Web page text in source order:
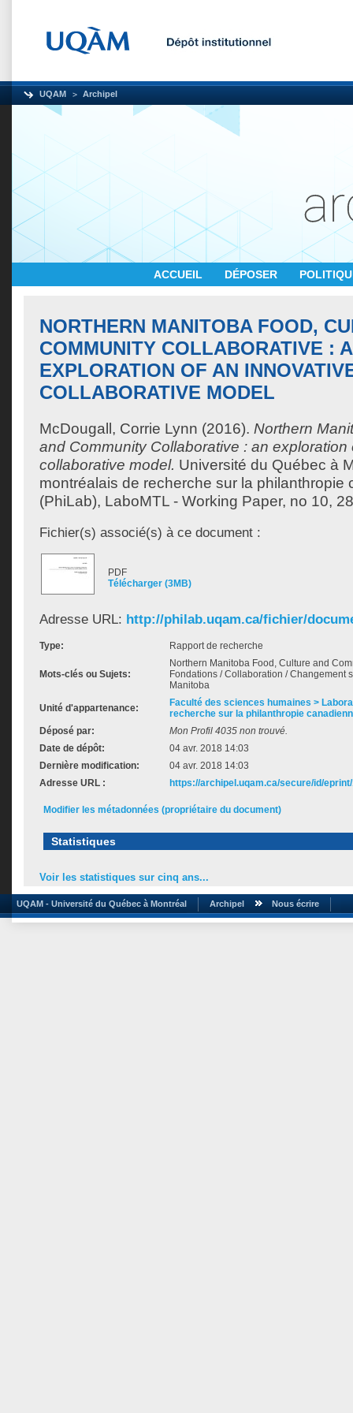
UQAM Archipel
ACCUEIL DÉPOSER
NORTHERN MANITOBA FOOD,
COMMUNITY COLLABORATIVE :
EXPLORATION OF AN
COLLABORATIVE MODEL
McDougall, Corrie Lynn (2016). Northern
and Community Collaborative : an exploration
collaborative model. Université du Québec à
montréalais de recherche sur la philanthropie
(PhiLab), LaboMTL - Working Paper, no 10,
Fichier(s) associé(s) à ce document :
PDF
Télécharger (3MB)
Adresse URL: http://philab.uqam.ca/fichier/
Type: Rapport de recherche
Mots-clés ou Sujets:
Northern Manitoba Food, Culture and
Fondations / Collaboration / Changement
Manitoba
Unité d'appartenance:
Faculté des sciences humaines >
recherche sur la philanthropie
Déposé par:
Mon Profil 4035 non trouvé.
Date de dépôt:
04 avr. 2018 14:03
Dernière modification:
04 avr. 2018 14:03
Adresse URL :
https://archipel.uqam.ca/secure/id/
Modifier les métadonnées (propriétaire du document)
Statistiques
Voir les statistiques sur cinq ans...
UQAM - Université du Québec à Montréal Archipel Nous écrire